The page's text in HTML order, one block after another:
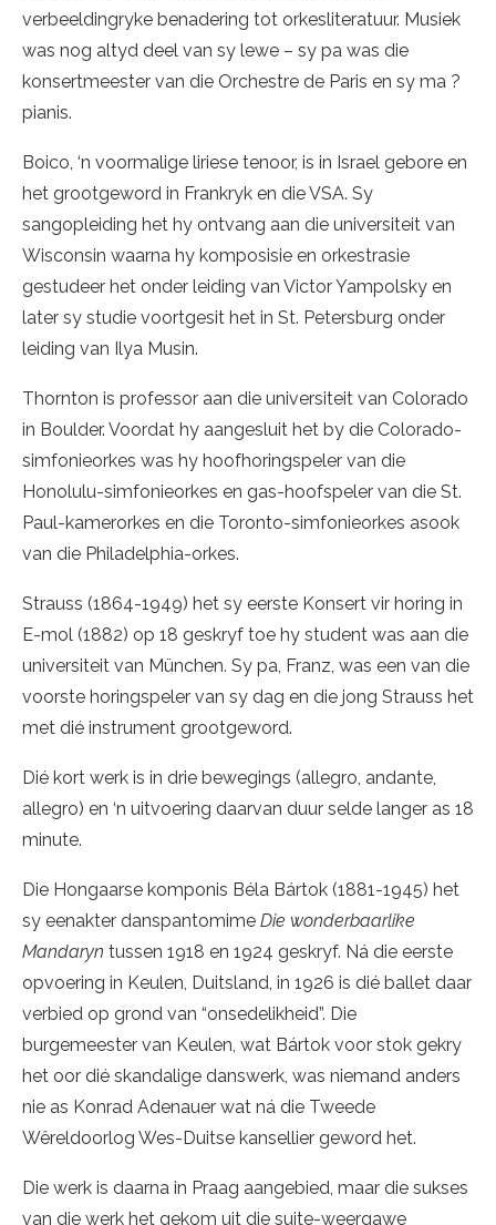
verbeeldingryke benadering tot orkesliteratuur. Musiek
was nog altyd deel van sy lewe – sy pa was die
konsertmeester van die Orchestre de Paris en sy ma ?
pianis.
Boico, ‘n voormalige liriese tenoor, is in Israel gebore en
het grootgeword in Frankryk en die VSA. Sy
sangopleiding het hy ontvang aan die universiteit van
Wisconsin waarna hy komposisie en orkestrasie
gestudeer het onder leiding van Victor Yampolsky en
later sy studie voortgesit het in St. Petersburg onder
leiding van Ilya Musin.
Thornton is professor aan die universiteit van Colorado
in Boulder. Voordat hy aangesluit het by die Colorado-
simfonieorkes was hy hoofhoringspeler van die
Honolulu-simfonieorkes en gas-hoofspeler van die St.
Paul-kamerorkes en die Toronto-simfonieorkes asook
van die Philadelphia-orkes.
Strauss (1864-1949) het sy eerste Konsert vir horing in
E-mol (1882) op 18 geskryf toe hy student was aan die
universiteit van München. Sy pa, Franz, was een van die
voorste horingspeler van sy dag en die jong Strauss het
met dié instrument grootgeword.
Dié kort werk is in drie bewegings (allegro, andante,
allegro) en ‘n uitvoering daarvan duur selde langer as 18
minute.
Die Hongaarse komponis Béla Bártok (1881-1945) het
sy eenakter danspantomime Die wonderbaarlike
Mandaryn tussen 1918 en 1924 geskryf. Ná die eerste
opvoering in Keulen, Duitsland, in 1926 is dié ballet daar
verbied op grond van “onsedelikheid”. Die
burgemeester van Keulen, wat Bártok voor stok gekry
het oor dié skandalige danswerk, was niemand anders
nie as Konrad Adenauer wat ná die Tweede
Wêreldoorlog Wes-Duitse kansellier geword het.
Die werk is daarna in Praag aangebied, maar die sukses
van die werk het gekom uit die suite-weergawe